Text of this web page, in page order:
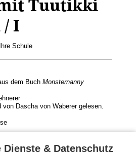
Tuutikki
/ I
Schule
dem Buch Monsternanny
von Dascha von Waberer gelesen.
Dienste & Datenschutz